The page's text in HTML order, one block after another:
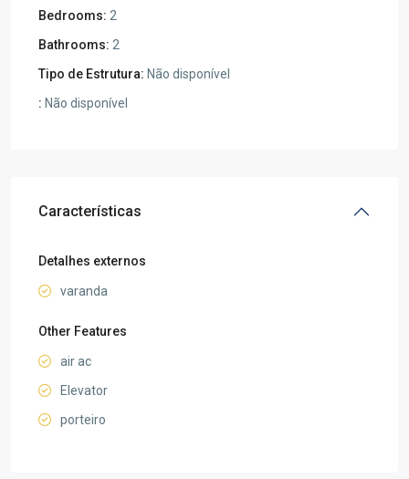
Bedrooms: 2
Bathrooms: 2
Tipo de Estrutura: Não disponível
: Não disponível
Características
Detalhes externos
varanda
Other Features
air ac
Elevator
porteiro